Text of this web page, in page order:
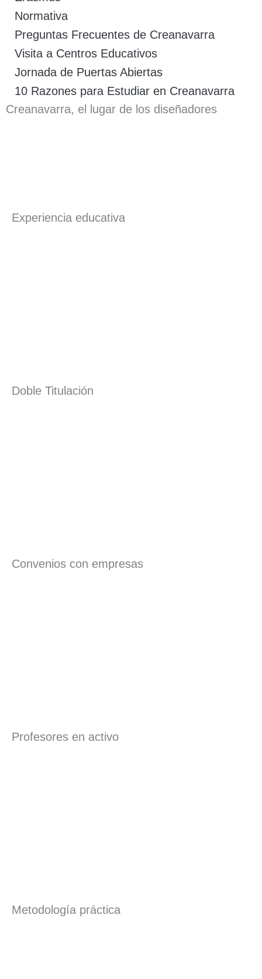
Normativa
Preguntas Frecuentes de Creanavarra
Visita a Centros Educativos
Jornada de Puertas Abiertas
10 Razones para Estudiar en Creanavarra
Creanavarra, el lugar de los diseñadores
Experiencia educativa
Doble Titulación
Convenios con empresas
Profesores en activo
Metodología práctica